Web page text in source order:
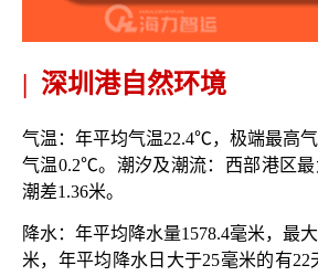
| 深圳 港自然环境
气温：年平均气温22.4℃，极端最高
气温0.2℃。潮汐及潮流：西部港区最
潮差1.36米。
降水：年平均降水量1578.4毫米，最
米，年平均降水日大于25毫米的有